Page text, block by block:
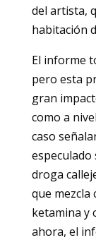
del artista,
habitación
El informe
pero esta
gran
como a
caso
especulado
droga
que mezcla
ketamina y
ahora, el